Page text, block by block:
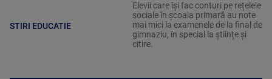
STIRI EDUCATIE
Elevii care îşi fac conturi pe rețelele
sociale în școala primară au note
mai mici la examenele de la final de
gimnaziu, în special la științe și
citire.